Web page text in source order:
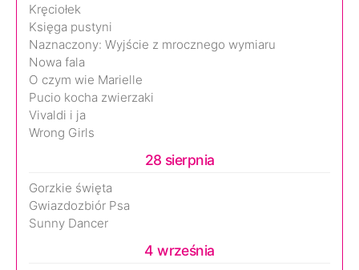
Kręciołek
Księga pustyni
Naznaczony: Wyjście z mrocznego wymiaru
Nowa fala
O czym wie Marielle
Pucio kocha zwierzaki
Vivaldi i ja
Wrong Girls
28 sierpnia
Gorzkie święta
Gwiazdozbiór Psa
Sunny Dancer
4 września